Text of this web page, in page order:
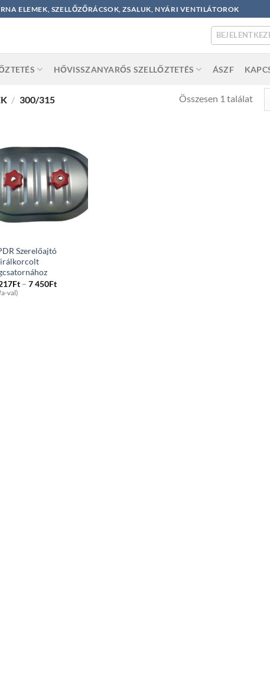
ELEMEK, SZELLŐZŐRÁCSOK, ZSALUK, NYÁRI VENTILÁTOROK
HŐVISSZANYARŐS SZELLŐZTETÉS ÁSZF
/ 300/315 Összesen 1 találat
Szerelőajtó
Ft – 7 450FtPrice
val)